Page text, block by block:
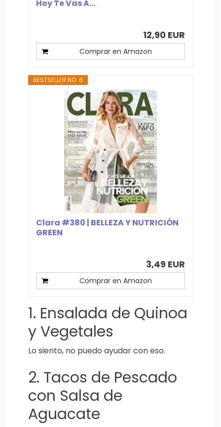
Hoy Te Vas A...
12,90 EUR
Comprar en Amazon
BESTSELLER NO. 6
Clara #380 | BELLEZA Y NUTRICIÓN
GREEN
3,49 EUR
Comprar en Amazon
1. Ensalada de Quinoa
y Vegetales
Lo siento, no puedo ayudar con eso.
2. Tacos de Pescado
con Salsa de
Aguacate